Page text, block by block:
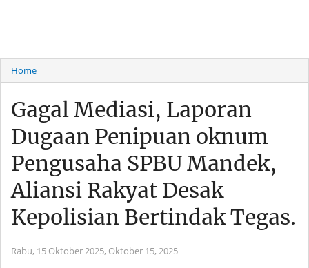
Home
Gagal Mediasi, Laporan
Dugaan Penipuan oknum
Pengusaha SPBU Mandek,
Aliansi Rakyat Desak
Kepolisian Bertindak Tegas.
Rabu, 15 Oktober 2025, Oktober 15, 2025